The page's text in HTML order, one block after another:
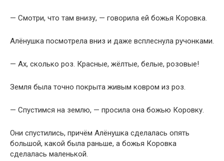
— Смотри, что там внизу, — говорила ей божья Коровка.
Алёнушка посмотрела вниз и даже всплеснула ручонками.
— Ах, сколько роз. Красные, жёлтые, белые, розовые!
Земля была точно покрыта живым ковром из роз.
— Спустимся на землю, — просила она божью Коровку.
Они спустились, причём Алёнушка сделалась опять
большой, какой была раньше, а божья Коровка
сделалась маленькой.